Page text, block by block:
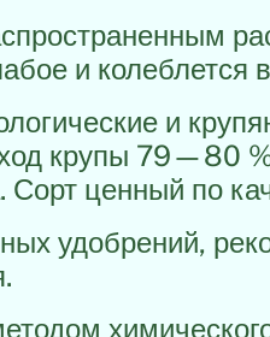
и колеблется
и
крупы 79—80
ценный по
удобрений,
химического